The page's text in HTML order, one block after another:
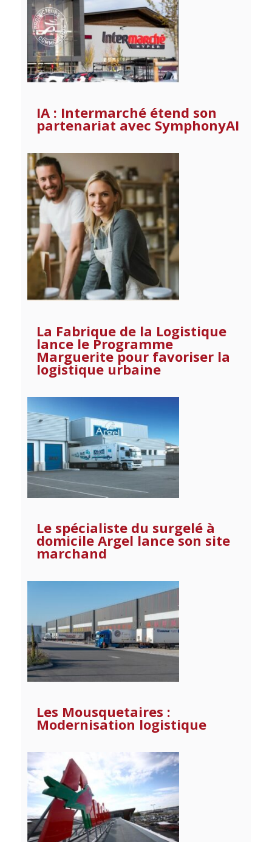
IA : Intermarché étend son
partenariat avec SymphonyAI
La Fabrique de la Logistique
lance le Programme
Marguerite pour favoriser la
logistique urbaine
Le spécialiste du surgelé à
domicile Argel lance son site
marchand
Les Mousquetaires :
Modernisation logistique